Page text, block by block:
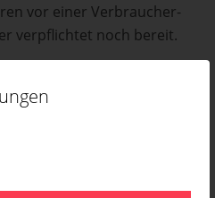
vor einer Verbraucher-
verpflichtet noch bereit.